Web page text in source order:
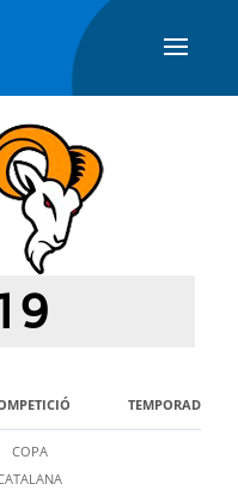
TEMPORADA
COPA